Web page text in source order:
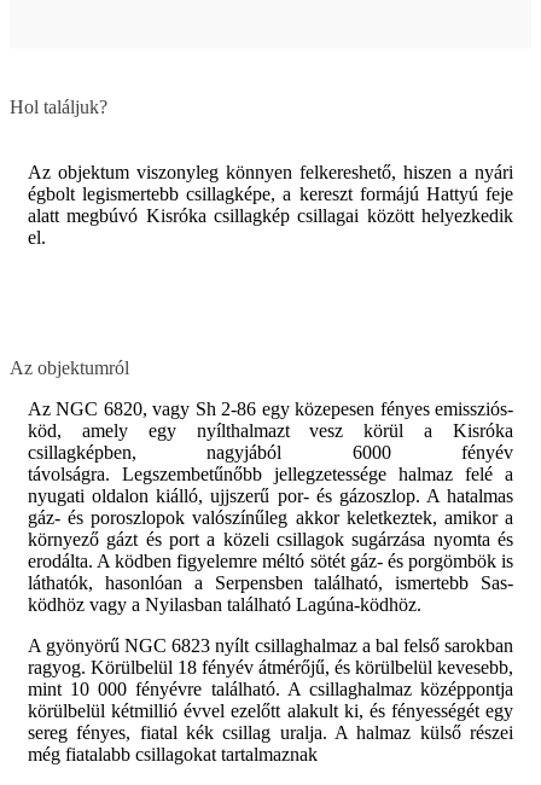
Hol találjuk?
Az objektum viszonyleg könnyen felkereshető, hiszen a nyári
égbolt legismertebb csillagképe, a kereszt formájú Hattyú feje
alatt megbúvó Kisróka csillagkép csillagai között helyezkedik
el.
Az objektumról
Az NGC 6820, vagy Sh 2-86 egy közepesen fényes emissziós-
köd, amely egy nyílthalmazt vesz körül a Kisróka
csillagképben, nagyjából 6000 fényév
távolságra. Legszembetűnőbb jellegzetessége halmaz felé a
nyugati oldalon kiálló, ujjszerű por- és gázoszlop. A hatalmas
gáz- és poroszlopok valószínűleg akkor keletkeztek, amikor a
környező gázt és port a közeli csillagok sugárzása nyomta és
erodálta. A ködben figyelemre méltó sötét gáz- és porgömbök is
láthatók, hasonlóan a Serpensben található, ismertebb Sas-
ködhöz vagy a Nyilasban található Lagúna-ködhöz.
A gyönyörű NGC 6823 nyílt csillaghalmaz a bal felső sarokban
ragyog. Körülbelül 18 fényév átmérőjű, és körülbelül kevesebb,
mint 10 000 fényévre található. A csillaghalmaz középpontja
körülbelül kétmillió évvel ezelőtt alakult ki, és fényességét egy
sereg fényes, fiatal kék csillag uralja. A halmaz külső részei
még fiatalabb csillagokat tartalmaznak